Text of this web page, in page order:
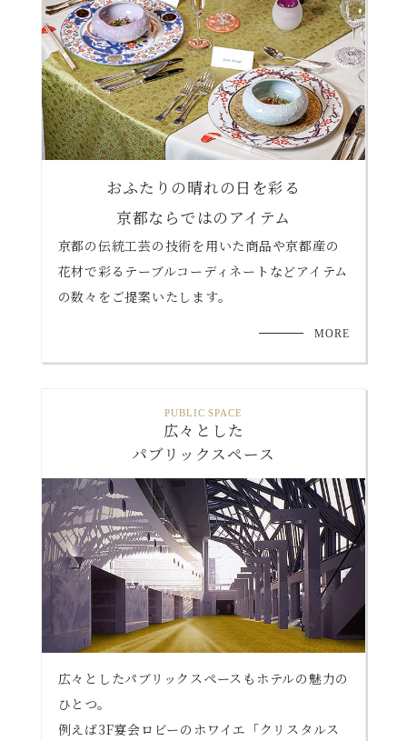
おふたりの晴れの日を彩る
京都ならではのアイテム
京都の伝統工芸の技術を用いた商品や京都産の
花材で彩る テーブルコーディネート などアイテム
の数々をご提案いたします。
MORE
PUBLIC SPACE
広々とした
パブリックスペース
広々としたパブリックスペースもホテルの魅力の
ひとつ。
例えば3F宴会ロビーのホワイエ「クリスタルス